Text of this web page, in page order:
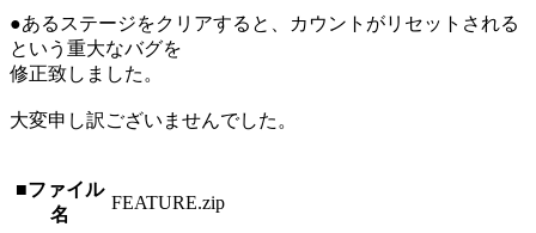
●あるステージをクリアすると、カウントがリセットされる
という重大なバグを
修正致しました。
大変申し訳ございませんでした。
■ファイル
名
FEATURE.zip